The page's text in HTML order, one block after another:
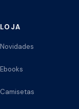
LOJA
Novidades
Ebooks
Camisetas